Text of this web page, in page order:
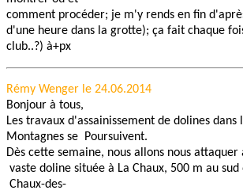
comment procéder; je m'y rends en fin
d'une heure dans la grotte); ça fait chaque
club..?) à+px
Rémy Wenger le 24.06.2014
Bonjour à tous,
Les travaux d'assainissement de dolines dans
Montagnes se Poursuivent.
Dès cette semaine, nous allons nous
vaste doline située à La Chaux, 500 m au
Chaux-des-